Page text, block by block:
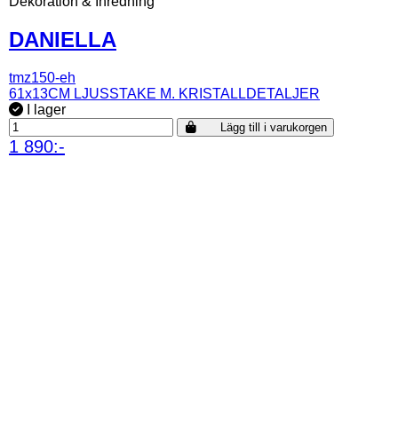
DANIELLA
tmz150-eh
61x13CM LJUSSTAKE M. KRISTALLDETALJER
I lager
Lägg till i varukorgen
1 890:-